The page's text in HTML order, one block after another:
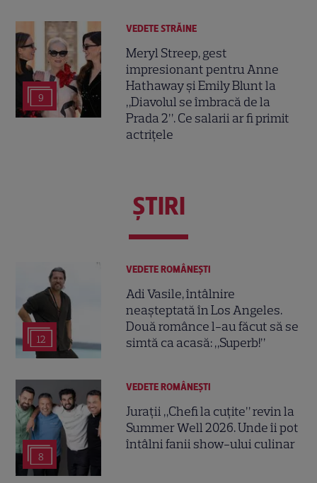
9
VEDETE STRĂINE
Meryl Streep, gest
impresionant pentru Anne
Hathaway și Emily Blunt la
„Diavolul se îmbracă de la
Prada 2”. Ce salarii ar fi primit
actrițele
ŞTIRI
12
VEDETE ROMÂNEŞTI
Adi Vasile, întâlnire
neașteptată în Los Angeles.
Două românce l-au făcut să se
simtă ca acasă: „Superb!”
8
VEDETE ROMÂNEŞTI
Jurații „Chefi la cuțite” revin la
Summer Well 2026. Unde îi pot
întâlni fanii show-ului culinar